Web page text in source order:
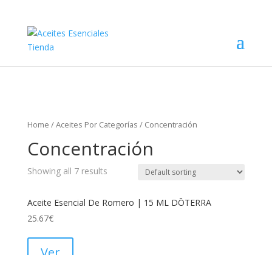
Home /Aceites Por Categorías / Concentración
Concentración
Showing all 7 results
Aceite Esencial De Romero | 15 ML DŌTERRA
25.67€